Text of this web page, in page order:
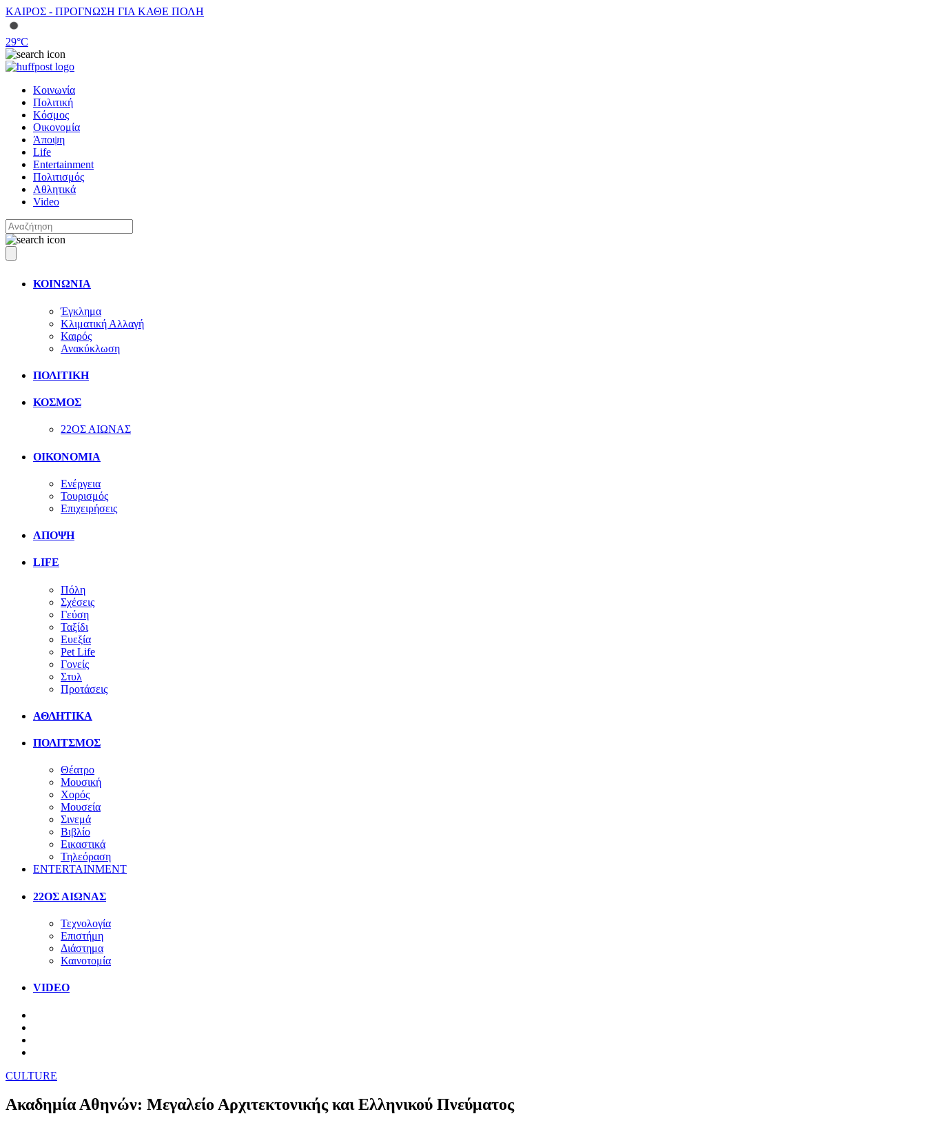
ΚΑΙΡΟΣ - ΠΡΟΓΝΩΣΗ ΓΙΑ ΚΑΘΕ ΠΟΛΗ
29°C
Κοινωνία
Πολιτική
Κόσμος
Οικονομία
Άποψη
Life
Entertainment
Πολιτισμός
Αθλητικά
Video
ΚΟΙΝΩΝΙΑ
Έγκλημα
Κλιματική Αλλαγή
Καιρός
Ανακύκλωση
ΠΟΛΙΤΙΚΗ
ΚΟΣΜΟΣ
22ΟΣ ΑΙΩΝΑΣ
ΟΙΚΟΝΟΜΙΑ
Ενέργεια
Τουρισμός
Επιχειρήσεις
ΑΠΟΨΗ
LIFE
Πόλη
Σχέσεις
Γεύση
Ταξίδι
Ευεξία
Pet Life
Γονείς
Στυλ
Προτάσεις
ΑΘΛΗΤΙΚΑ
ΠΟΛΙΤΣΜΟΣ
Θέατρο
Μουσική
Χορός
Μουσεία
Σινεμά
Βιβλίο
Εικαστικά
Τηλεόραση
ENTERTAINMENT
22ΟΣ ΑΙΩΝΑΣ
Τεχνολογία
Επιστήμη
Διάστημα
Καινοτομία
VIDEO
CULTURE
Ακαδημία Αθηνών: Μεγαλείο Αρχιτεκτονικής και Ελληνικού Πνεύματος